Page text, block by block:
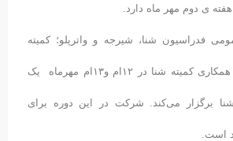
ی دوم مهر ماه دارد.
فدراسیون شنا، شیرجه و واترپلو؛ کمیته
آموزش فدراسیون با همکاری کمیته شنا در ۱۲ام و۱۳ام مهرماه یک
برگزار می‌کند. شرکت در این دوره برای
است.